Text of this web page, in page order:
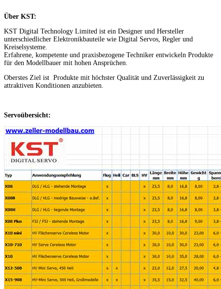
Über KST:
KST Digital Technology Limited ist ein Designer und Hersteller
unterschiedlicher Elektronikbauteile wie Digital Servos, Regler und
Kreiselsysteme.
Erfahrene, kompetente und praxisbezogene Techniker entwickeln Produkte
für den Modellbauer mit hohen Ansprüchen.
Oberstes Ziel ist Produkte mit höchster Qualität und Zuverlässigkeit zu
attraktiven Konditionen anzubieten.
Servoübersicht: